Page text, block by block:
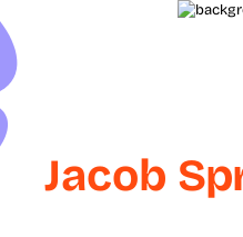
Jacob